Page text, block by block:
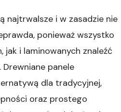
najtrwalsze i w zasadzie nie
ponieważ wszystko
jak i laminowanych znaleźć
panele
dla tradycyjnej,
oraz prostego